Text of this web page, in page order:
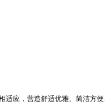
应，营造舒适优雅、简洁方